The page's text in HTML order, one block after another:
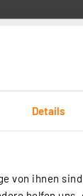
Details
von ihnen
Points
(z. B.
Geräten